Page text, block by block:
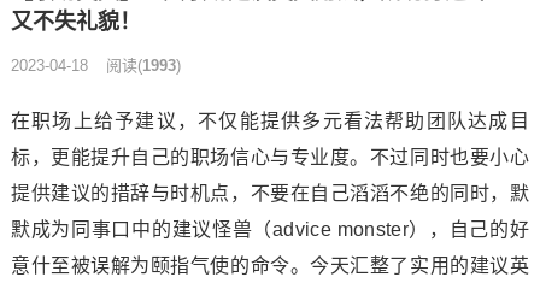
又不失礼貌！
2023-04-18 阅读(1993)
在职场上给予建议，不仅能提供多元看法帮助团队达成目
标，更能提升自己的职场信心与专业度。不过同时也要小心
提供建议的措辞与时机点，不要在自己滔滔不绝的同时，默
默成为同事口中的建议怪兽（advice monster），自己的好
意什至被误解为颐指气使的命令。今天汇整了实用的建议英